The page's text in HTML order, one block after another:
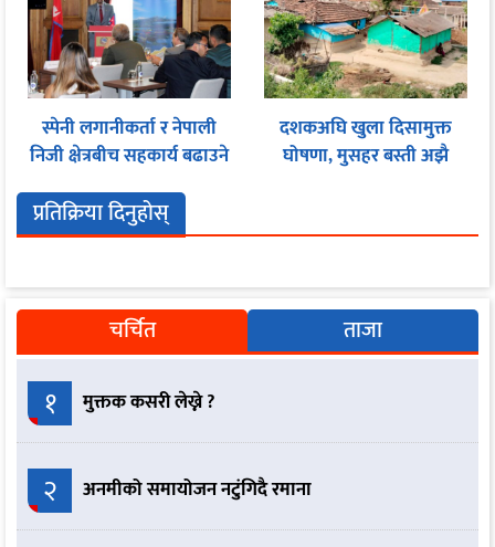
स्पेनी लगानीकर्ता र नेपाली
निजी क्षेत्रबीच सहकार्य बढाउने
दशकअघि खुला दिसामुक्त
घोषणा, मुसहर बस्ती अझै
प्रतिक्रिया दिनुहोस्
चर्चित ताजा
१ मुक्तक कसरी लेख्ने ?
२ अनमीको समायोजन नटुंगिदै रमाना